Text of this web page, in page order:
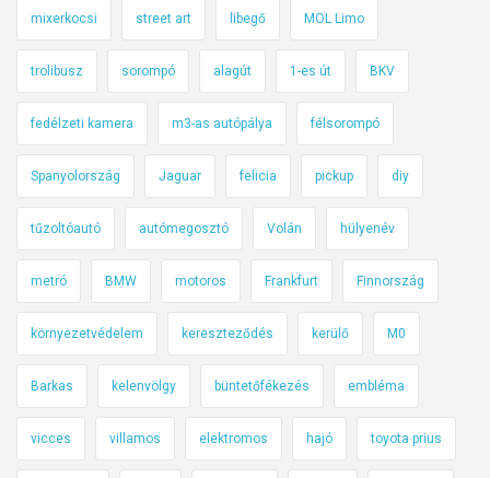
z
n
e
n
e
t
h
o
a
mixerkocsi street art libegő MOL Limo
trolibusz sorompó alagút 1-es út BKV
fedélzeti kamera m3-as autópálya félsorompó
Spanyolország Jaguar felicia pickup diy
tűzoltóautó autómegosztó Volán hülyenév
metró BMW motoros Frankfurt Finnország
környezetvédelem kereszteződés kerülő M0
Barkas kelenvölgy büntetőfékezés embléma
vicces villamos elektromos hajó toyota prius